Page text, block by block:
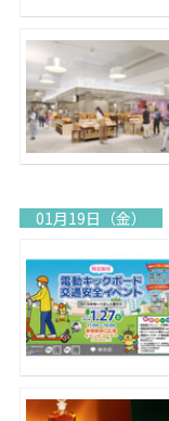
01月19日（金）